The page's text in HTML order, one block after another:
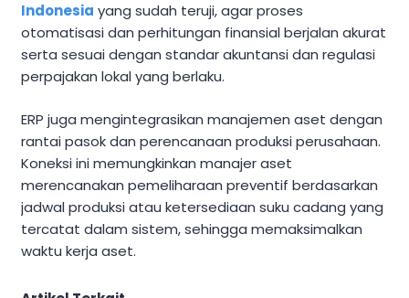
Indonesia yang sudah teruji, agar proses
otomatisasi dan perhitungan finansial berjalan akurat
serta sesuai dengan standar akuntansi dan regulasi
perpajakan lokal yang berlaku.
ERP juga mengintegrasikan manajemen aset dengan
rantai pasok dan perencanaan produksi perusahaan.
Koneksi ini memungkinkan manajer aset
merencanakan pemeliharaan preventif berdasarkan
jadwal produksi atau ketersediaan suku cadang yang
tercatat dalam sistem, sehingga memaksimalkan
waktu kerja aset.